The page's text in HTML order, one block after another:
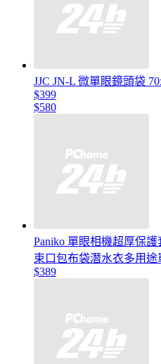
JJC JN-L 微單眼鏡頭袋
$399
$580
Paniko 單眼相機超厚保
束口包布袋潛水衣多用
$389